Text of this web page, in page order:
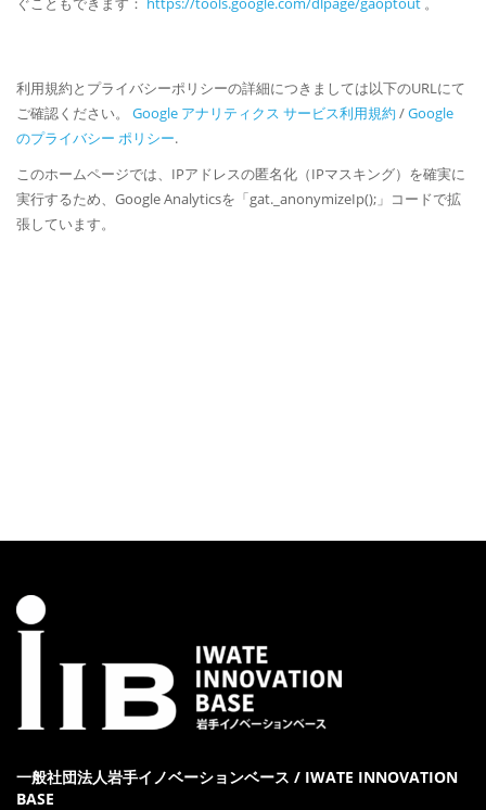
利用規約とプライバシーポリシーの詳細につきましては以下のURLにて
ご確認ください。
Google アナリティクス サービス利用規約 /Google
のプライバシー ポリシー.
このホームページでは、IPアドレスの匿名化（IPマスキング）を確実に
実行するため、Google Analyticsを「gat._anonymizeIp();」コードで拡
張しています。
一般社団法人岩手イノベーションベース / IWATE INNOVATION
BASE